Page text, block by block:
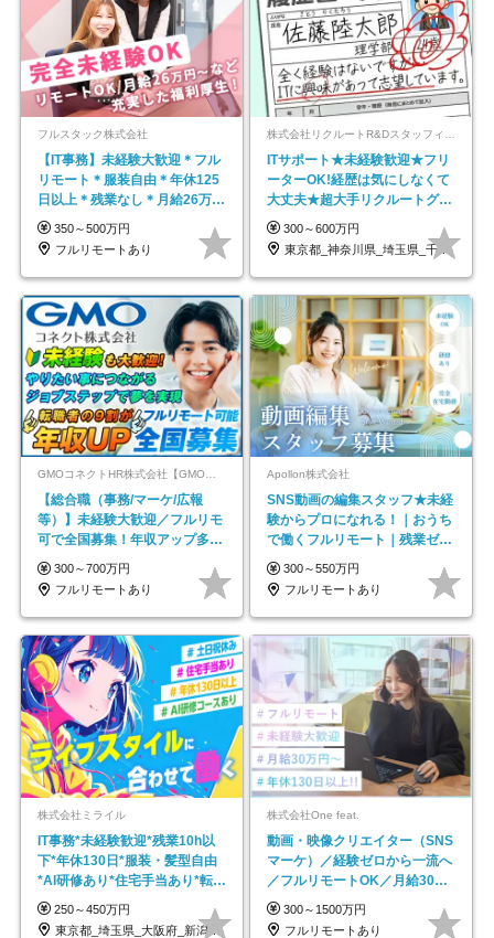
フルスタック株式会社
【IT事務】未経験大歓迎＊フル
リモート＊服装自由＊年休125
日以上＊残業なし＊月給26万円
以上
350～500万円
フルリモートあり
ITサポート★未経験歓迎★フリ
ーターOK!経歴は気にしなくて
大丈夫★超大手リクルートグル
ープの正社員/sg
300～600万円
東京都_神奈川県_埼玉県_千葉県_大阪府…
GMOコネクトHR株式会社【GMOインターネットグループ】
【総合職（事務/マーケ/広報
等）】未経験大歓迎／フルリモ
可で全国募集！年収アップ多数
★年休最大130日★
300～700万円
フルリモートあり
Apollon株式会社
SNS動画の編集スタッフ★未経
験からプロになれる！｜おうち
で働くフルリモート｜残業ゼロ
で18時退勤◎
300～550万円
フルリモートあり
株式会社ミライル
IT事務*未経験歓迎*残業10h以
下*年休130日*服装・髪型自由
*AI研修あり*住宅手当あり*転勤
なし
250～450万円
東京都_埼玉県_大阪府_新潟県_福岡県
株式会社One feat.
動画・映像クリエイター（SNS
マーケ）／経験ゼロから一流へ
／フルリモートOK／月給30万
円～／年休130日以上
300～1500万円
フルリモートあり